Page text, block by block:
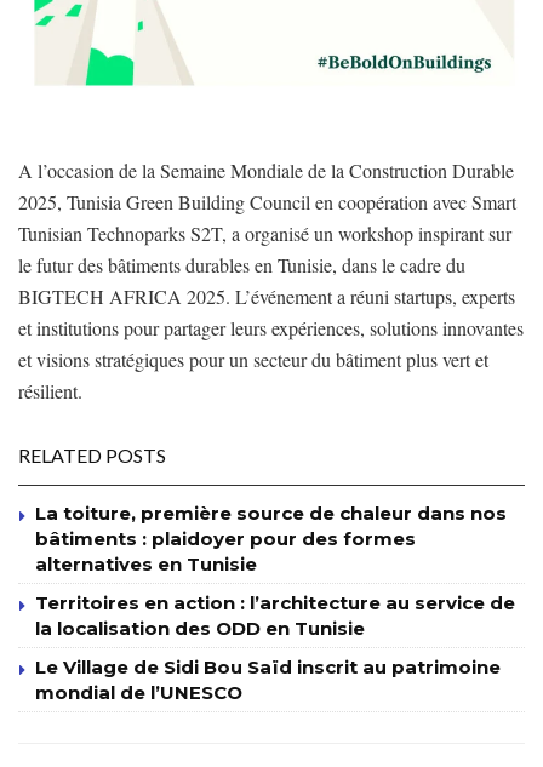
A l’occasion de la Semaine Mondiale de la Construction Durable
2025, Tunisia Green Building Council en coopération avec Smart
Tunisian Technoparks S2T, a organisé un workshop inspirant sur
le futur des bâtiments durables en Tunisie, dans le cadre du
BIGTECH AFRICA 2025. L’événement a réuni startups, experts
et institutions pour partager leurs expériences, solutions innovantes
et visions stratégiques pour un secteur du bâtiment plus vert et
résilient.
RELATED POSTS
La toiture, première source de chaleur dans nos
bâtiments : plaidoyer pour des formes
alternatives en Tunisie
Territoires en action : l’architecture au service de
la localisation des ODD en Tunisie
Le Village de Sidi Bou Saïd inscrit au patrimoine
mondial de l’UNESCO